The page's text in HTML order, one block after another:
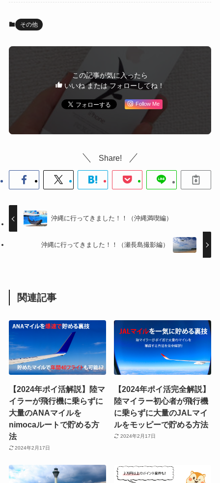
その他
この記事が気に入ったら
いいね または フォローしてね！
Follow Me
Share!
沖縄に行ってきました！！（沖縄満喫編）
沖縄に行ってきました！！（瀬長島撮影編）
関連記事
【2024年ポイ活解説】陸マ
イラーが飛行機に乗らずに
大量のANAマイルを
nimocaルートで貯める方
法
2024年2月17日
【2024年ポイ活完全解説】
陸マイラー初心者が飛行機
に乗らずに大量のJALマイ
ルをモッピーで貯める方法
2024年2月17日